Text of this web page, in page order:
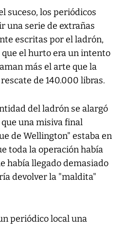
suceso, los periódicos
una serie de extrañas
escritas por el ladrón,
que el hurto era un intento
más el arte que la
de 140.000 libras.
del ladrón se alargó
una misiva final
de Wellington" estaba en
toda la operación había
había llegado demasiado
devolver la "maldita"
periódico local una